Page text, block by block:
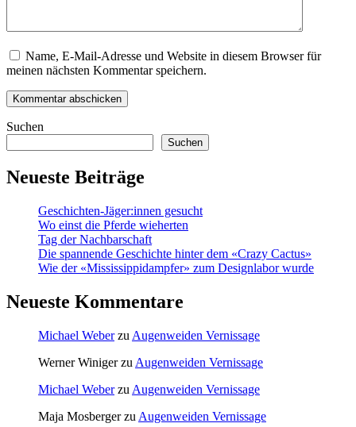
Name, E-Mail-Adresse und Website in diesem Browser für
meinen nächsten Kommentar speichern.
Suchen
Suchen
Neueste Beiträge
Geschichten-Jäger:innen gesucht
Wo einst die Pferde wieherten
Tag der Nachbarschaft
Die spannende Geschichte hinter dem «Crazy Cactus»
Wie der «Mississippidampfer» zum Designlabor wurde
Neueste Kommentare
Michael Weberzu Augenweiden Vernissage
Werner Winigerzu Augenweiden Vernissage
Michael Weberzu Augenweiden Vernissage
Maja Mosbergerzu Augenweiden Vernissage